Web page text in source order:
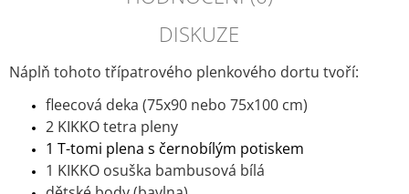
DISKUZE
Náplň tohoto třípatrového plenkového dortu tvoří:
fleecová deka (75x90 nebo 75x100 cm)
2 KIKKO tetra pleny
1 T-tomi plena s černobílým potiskem
1 KIKKO osuška bambusová bílá